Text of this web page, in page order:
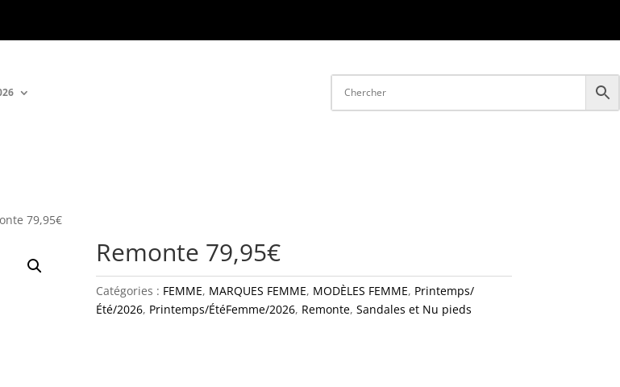
79,95€
Remonte 79,95€
Catégories : FEMME, MARQUES FEMME, MODÈLES FEMME, Printemps/
Été/2026, Printemps/ÉtéFemme/2026, Remonte, Sandales et Nu pieds